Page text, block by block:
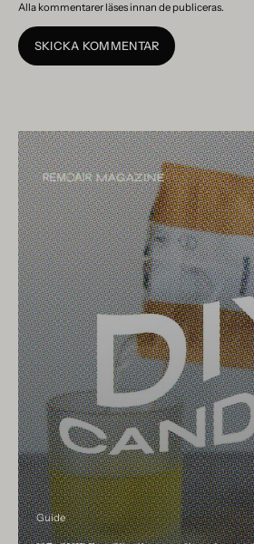
Alla kommentarer läses innan de publiceras.
SKICKA KOMMENTAR
Guide